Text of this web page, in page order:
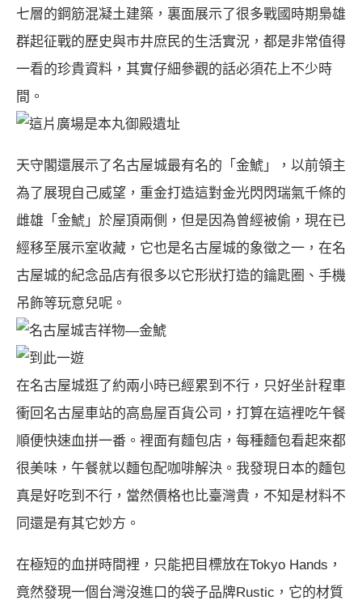
七層的鋼筋混凝土建築，裏面展示了很多戰國時期梟雄
群起征戰的歷史與市井庶民的生活實況，都是非常值得
一看的珍貴資料，其實仔細參觀的話必須花上不少時
間。
這片廣場是本丸御殿遺址
天守閣還展示了名古屋城最有名的「金鯱」，以前領主
為了展現自己威望，重金打造這對金光閃閃瑞氣千條的
雌雄「金鯱」於屋頂兩側，但是因為曾經被偷，現在已
經移至展示室收藏，它也是名古屋城的象徵之一，在名
古屋城的紀念品店有很多以它形狀打造的鑰匙圈、手機
吊飾等玩意兒呢。
名古屋城吉祥物—金鯱
到此一遊
在名古屋城逛了約兩小時已經累到不行，只好坐計程車
衝回名古屋車站的高島屋百貨公司，打算在這裡吃午餐
順便快速血拼一番。裡面有麵包店，每種麵包看起來都
很美味，午餐就以麵包配咖啡解決。我發現日本的麵包
真是好吃到不行，當然價格也比臺灣貴，不知是材料不
同還是有其它妙方。
在極短的血拼時間裡，只能把目標放在Tokyo Hands，
竟然發現一個台灣沒進口的袋子品牌Rustic ，它的材質